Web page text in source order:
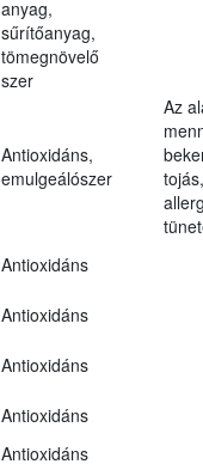
anyag,
sűrítőanyag,
tömegnövelő
szer
Antioxidáns,
emulgeálószer
Az
Antioxidáns
Antioxidáns
Antioxidáns
Antioxidáns
Antioxidáns